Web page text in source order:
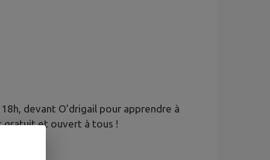
devant O’drigail pour apprendre à
gratuit et ouvert à tous !